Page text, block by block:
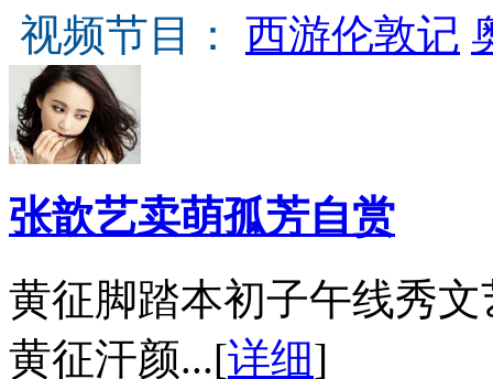
视频节目： 西游伦敦记
张歆艺卖萌孤芳自赏
黄征脚踏本初子午线秀
黄征汗颜...[详细]